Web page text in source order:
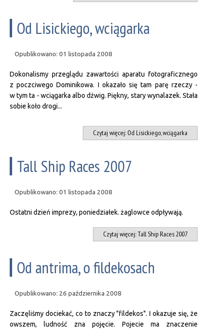
Od Lisickiego, wciągarka
Opublikowano: 01 listopada 2008
Dokonalismy przeglądu zawartości aparatu fotograficznego
z poczciwego Dominikowa. I okazało się tam parę rzeczy -
w tym ta - wciągarka albo dźwig. Piękny, stary wynalazek. Stała
sobie koło drogi...
Czytaj więcej: Od Lisickiego, wciągarka
Tall Ship Races 2007
Opublikowano: 01 listopada 2008
Ostatni dzień imprezy, poniedziałek. żaglowce odpływają.
Czytaj więcej: Tall Ship Races 2007
Od antrima, o fildekosach
Opublikowano: 26 października 2008
Zaczęliśmy dociekać, co to znaczy "fildekos". I okazuje się, że
owszem, ludność zna pojęcie. Pojecie ma znaczenie